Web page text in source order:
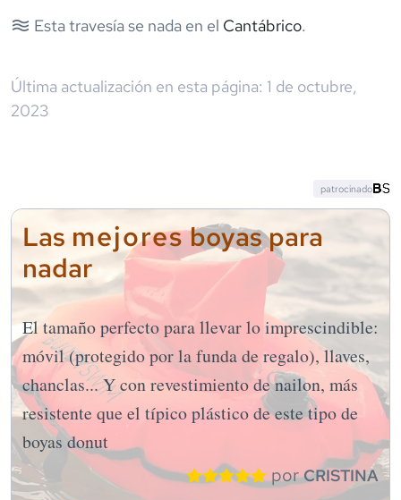
Esta travesía se nada en el Cantábrico.
Última actualización en esta página: 1 de octubre,
2023
Las mejoresboyas para
nadar
El tamaño perfecto para llevar lo imprescindible:
móvil (protegido por la funda de regalo), llaves,
chanclas... Y con revestimiento de nailon, más
resistente que el típico plástico de este tipo de
boyas donut
porCRISTINA
patrocinado